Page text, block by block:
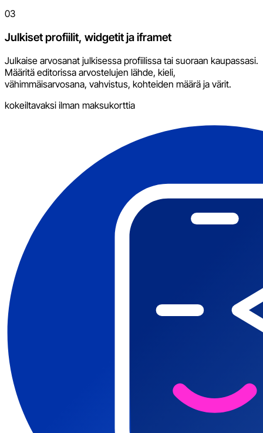
03
Julkiset profiilit, widgetit ja iframet
Julkaise arvosanat julkisessa profiilissa tai suoraan kaupassasi.
Määritä editorissa arvostelujen lähde, kieli,
vähimmäisarvosana, vahvistus, kohteiden määrä ja värit.
kokeiltavaksi ilman maksukorttia